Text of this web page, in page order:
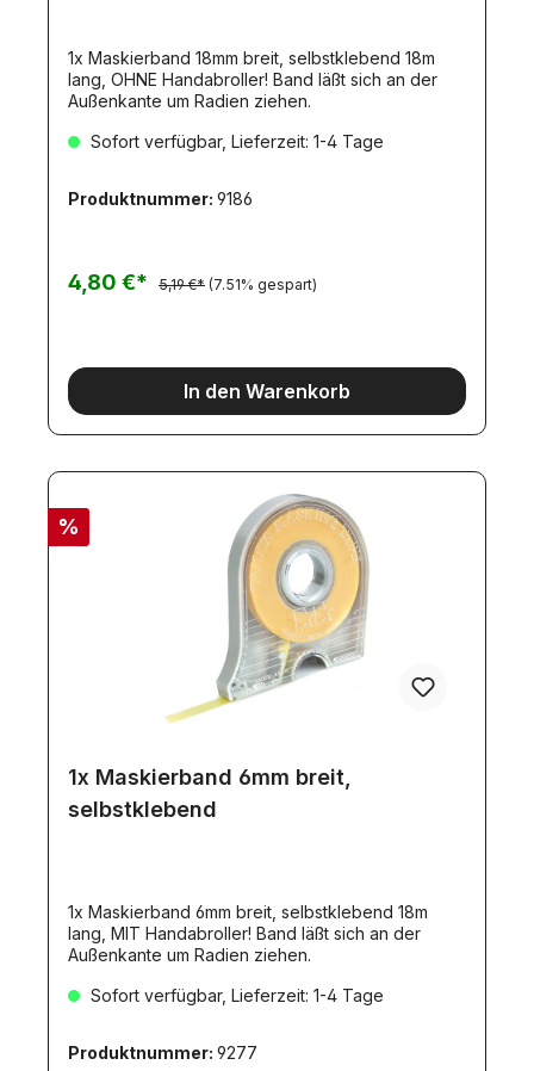
1x Maskierband 18mm breit, selbstklebend 18m
lang, OHNE Handabroller! Band läßt sich an der
Außenkante um Radien ziehen.
Sofort verfügbar, Lieferzeit: 1-4 Tage
Produktnummer: 9186
4,80 €* 5,19 €* (7.51% gespart)
In den Warenkorb
%
1x Maskierband 6mm breit,
selbstklebend
1x Maskierband 6mm breit, selbstklebend 18m
lang, MIT Handabroller! Band läßt sich an der
Außenkante um Radien ziehen.
Sofort verfügbar, Lieferzeit: 1-4 Tage
Produktnummer: 9277